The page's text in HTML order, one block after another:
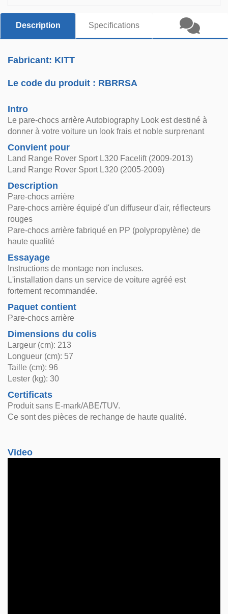
Description Specifications
Fabricant: KITT
Le code du produit : RBRRSA
Intro
Le pare-chocs arrière Autobiography Look est destiné à
donner à votre voiture un look frais et noble surprenant
Convient pour
Land Range Rover Sport L320 Facelift (2009-2013)
Land Range Rover Sport L320 (2005-2009)
Description
Pare-chocs arrière
Pare-chocs arrière équipé d'un diffuseur d'air, réflecteurs
rouges
Pare-chocs arrière fabriqué en PP (polypropylène) de
haute qualité
Essayage
Instructions de montage non incluses.
L'installation dans un service de voiture agréé est
fortement recommandée.
Paquet contient
Pare-chocs arrière
Dimensions du colis
Largeur (cm): 213
Longueur (cm): 57
Taille (cm): 96
Lester (kg): 30
Certificats
Produit sans E-mark/ABE/TUV.
Ce sont des pièces de rechange de haute qualité.
Video